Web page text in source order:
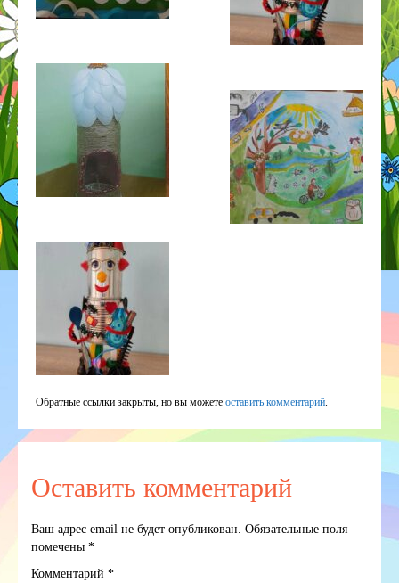
Обратные ссылки закрыты, но вы можете оставить комментарий.
Оставить комментарий
Ваш адрес email не будет опубликован. Обязательные поля
помечены *
Комментарий *